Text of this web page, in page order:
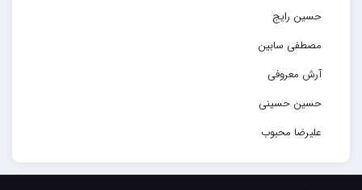
حسین رایج
مصطفی سابین
آرش معروفی
حسین حسینی
علیرضا محبوب
حسین حصارکی